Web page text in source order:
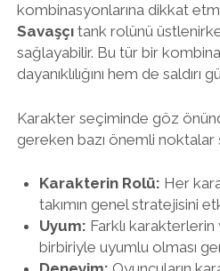
kombinasyonlarına dikkat
Savaşçıtank rolünü
sağlayabilir. Bu tür bir
dayanıklılığını hem de saldırı
Karakter seçiminde göz
gereken bazı önemli noktalar
Karakterin Rolü: Her
takımın genel stratejisini
Uyum: Farklı
birbiriyle uyumlu olması